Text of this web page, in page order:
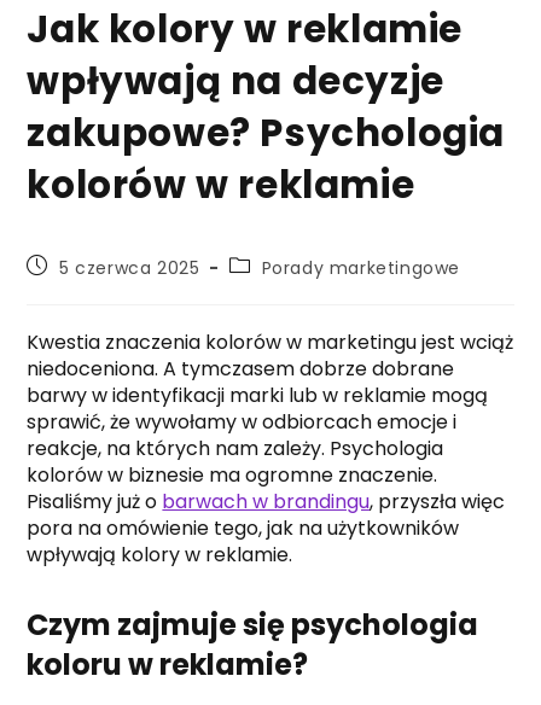
Jak kolory w reklamie
wpływają na decyzje
zakupowe? Psychologia
kolorów w reklamie
Post5 czerwca 2025
PostPorady marketingowe
Kwestia znaczenia kolorów w marketingu jest wciąż
niedoceniona. A tymczasem dobrze dobrane
barwy w identyfikacji marki lub w reklamie mogą
sprawić, że wywołamy w odbiorcach emocje i
reakcje, na których nam zależy. Psychologia
kolorów w biznesie ma ogromne znaczenie.
Pisaliśmy już o barwach w brandingu, przyszła więc
pora na omówienie tego, jak na użytkowników
wpływają kolory w reklamie.
Czym zajmuje się psychologia
koloru w reklamie?